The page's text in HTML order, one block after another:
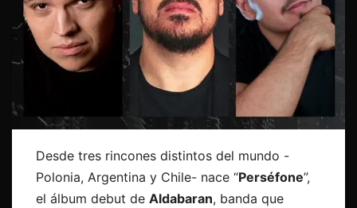
Desde tres rincones distintos del mundo -
Polonia, Argentina y Chile- nace “Perséfone”,
el álbum debut de Aldabaran, banda que